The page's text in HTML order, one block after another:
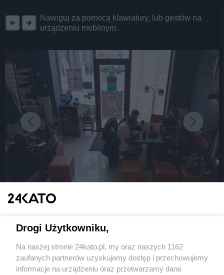
Nawiguj za pomocą klawiatury, lub gestów na
urządzeniu mobilnym.
Kolejna restauracja znika z mapy Katowic.
9 / 9
Wydawca mediów lokalnych
Drogi Użytkowniku,
Na naszej stronie 24kato.pl, my oraz naszych 1162
zaufanych partnerów uzyskujemy dostęp i przechowujemy
informacje na urządzeniu oraz przetwarzamy dane